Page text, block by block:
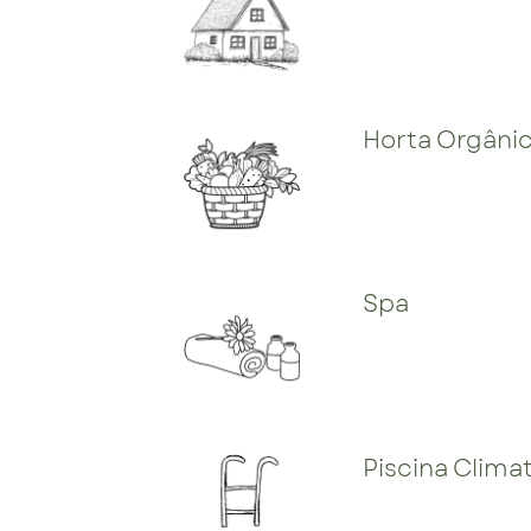
Horta
Spa
Piscina